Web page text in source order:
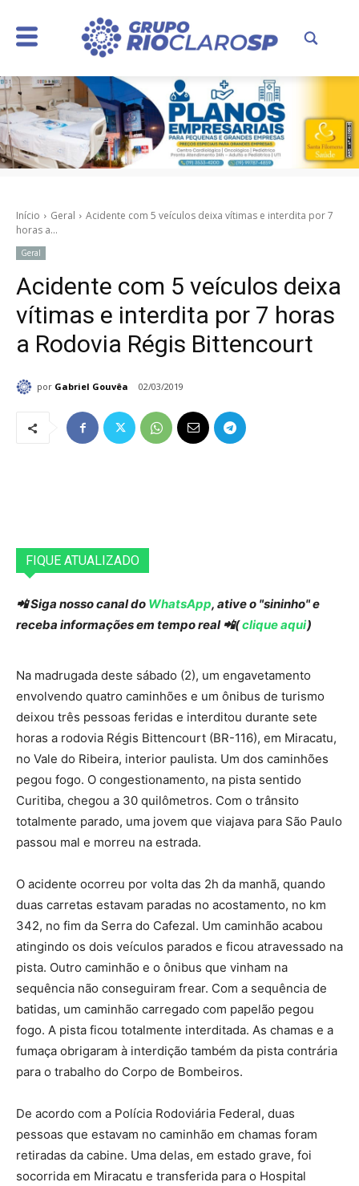
Início Geral
Acidente com 5 veículos deixa vítimas e interdita por 7
horas a...
Geral
Acidente com 5 veículos deixa
vítimas e interdita por 7 horas
a Rodovia Régis Bittencourt
por Gabriel Gouvêa 02/03/2019
FIQUE ATUALIZADO
📲 Siga nosso canal do WhatsApp, ative o "sininho" e
receba informações em tempo real 📲(clique aqui)
Na madrugada deste sábado (2), um engavetamento
envolvendo quatro caminhões e um ônibus de turismo
deixou três pessoas feridas e interditou durante sete
horas a rodovia Régis Bittencourt (BR-116), em Miracatu,
no Vale do Ribeira, interior paulista. Um dos caminhões
pegou fogo. O congestionamento, na pista sentido
Curitiba, chegou a 30 quilômetros. Com o trânsito
totalmente parado, uma jovem que viajava para São Paulo
passou mal e morreu na estrada.
O acidente ocorreu por volta das 2h da manhã, quando
duas carretas estavam paradas no acostamento, no km
342, no fim da Serra do Cafezal. Um caminhão acabou
atingindo os dois veículos parados e ficou atravessado na
pista. Outro caminhão e o ônibus que vinham na
sequência não conseguiram frear. Com a sequência de
batidas, um caminhão carregado com papelão pegou
fogo. A pista ficou totalmente interditada. As chamas e a
fumaça obrigaram à interdição também da pista contrária
para o trabalho do Corpo de Bombeiros.
De acordo com a Polícia Rodoviária Federal, duas
pessoas que estavam no caminhão em chamas foram
retiradas da cabine. Uma delas, em estado grave, foi
socorrida em Miracatu e transferida para o Hospital